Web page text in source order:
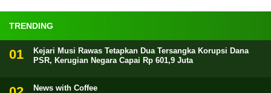
TRENDING
Kejari Musi Rawas Tetapkan Dua Tersangka Korupsi Dana
PSR, Kerugian Negara Capai Rp 601,9 Juta
News with Coffee